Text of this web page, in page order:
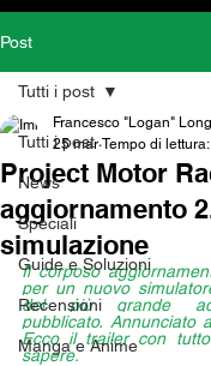
Post
Tutti i post
News
Speciali
Guide e Soluzioni
Recensioni
Manga e Anime
Tutti i post
Project Motor
aggiornamento
simulazione
Francesco "Logan"
25 mar Tempo di
Il corposo
per un nuovo
del più grande
pubblicato. Annunciato
Ecco il trailer con
sapere.